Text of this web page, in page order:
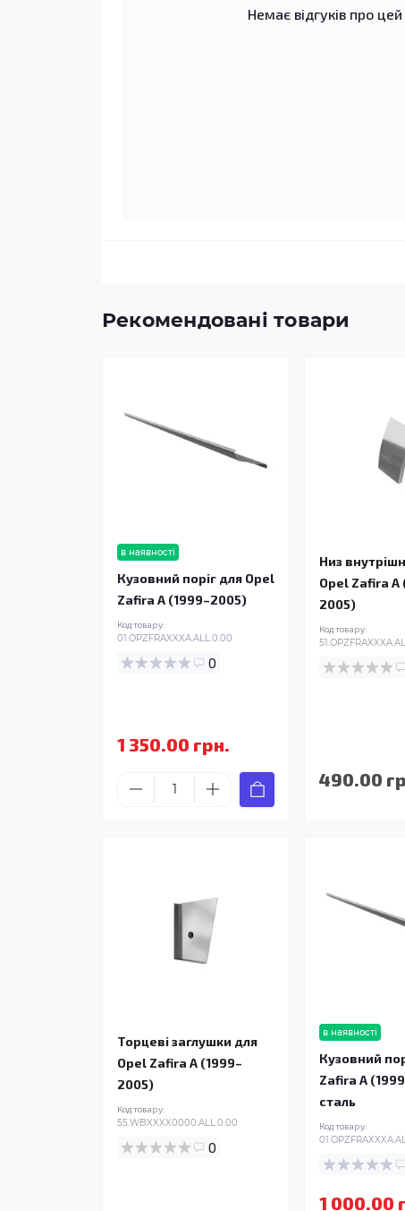
Немає відгуків про
Рекомендовані товари
в наявності
Кузовний поріг для Opel
Zafira A (1999–2005)
Код товару:
01.OPZFRAXXXA.ALL.0.00
0
1 350.00 грн.
Низ
Opel Zafira A
2005)
Код товару:
490.00
Торцеві заглушки для
Opel Zafira A (1999–
2005)
Код товару:
55.WBXXXX0000.ALL.0.00
0
в наявності
Кузовний
Zafira A
сталь
Код товару:
1 000.00